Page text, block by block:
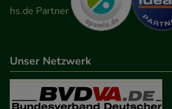
den Inhalt auf unserer Website
Werbung auf Drittseiten
teilweise an Dritte wie z.B. Google
Medien übertragen werden.
Unser Netzwerk